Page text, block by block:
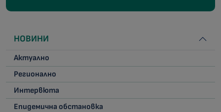
НОВИНИ
Актуално
Регионално
Интервюта
Епидемична обстановка